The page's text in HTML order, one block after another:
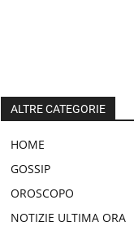
ALTRE CATEGORIE
HOME
GOSSIP
OROSCOPO
NOTIZIE ULTIMA ORA